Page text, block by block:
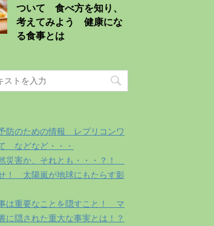
ついて 食べ方を知り、
考えてみよう 健康にな
る食事とは
防のための情報 レプリコンワ
などなど・・・
災害か、それとも・・・？！
！ 太陽嵐が地球にもたらす影
は重要なことを隠すこと！ マ
に隠された重大な事実とは！？